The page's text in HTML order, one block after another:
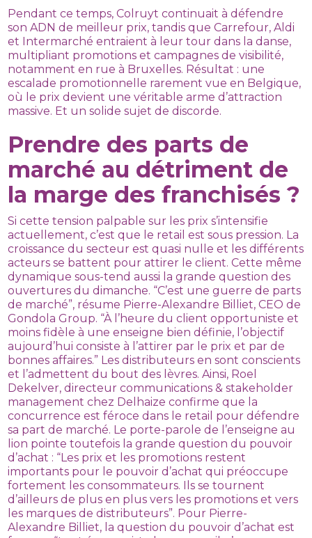
Pendant ce temps, Colruyt continuait à défendre
son ADN de meilleur prix, tandis que Carrefour, Aldi
et Intermarché entraient à leur tour dans la danse,
multipliant promotions et campagnes de visibilité,
notamment en rue à Bruxelles. Résultat : une
escalade promotionnelle rarement vue en Belgique,
où le prix devient une véritable arme d’attraction
massive. Et un solide sujet de discorde.
Prendre des parts de
marché au détriment de
la marge des franchisés ?
Si cette tension palpable sur les prix s’intensifie
actuellement, c’est que le retail est sous pression. La
croissance du secteur est quasi nulle et les différents
acteurs se battent pour attirer le client. Cette même
dynamique sous-tend aussi la grande question des
ouvertures du dimanche. “C’est une guerre de parts
de marché”, résume Pierre-Alexandre Billiet, CEO de
Gondola Group. “À l’heure du client opportuniste et
moins fidèle à une enseigne bien définie, l’objectif
aujourd’hui consiste à l’attirer par le prix et par de
bonnes affaires.” Les distributeurs en sont conscients
et l’admettent du bout des lèvres. Ainsi, Roel
Dekelver, directeur communications & stakeholder
management chez Delhaize confirme que la
concurrence est féroce dans le retail pour défendre
sa part de marché. Le porte-parole de l’enseigne au
lion pointe toutefois la grande question du pouvoir
d’achat : “Les prix et les promotions restent
importants pour le pouvoir d’achat qui préoccupe
fortement les consommateurs. Ils se tournent
d’ailleurs de plus en plus vers les promotions et vers
les marques de distributeurs”. Pour Pierre-
Alexandre Billiet, la question du pouvoir d’achat est